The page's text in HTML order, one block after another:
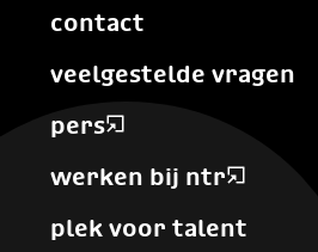
contact
veelgestelde vragen
pers
werken bij ntr
plek voor talent